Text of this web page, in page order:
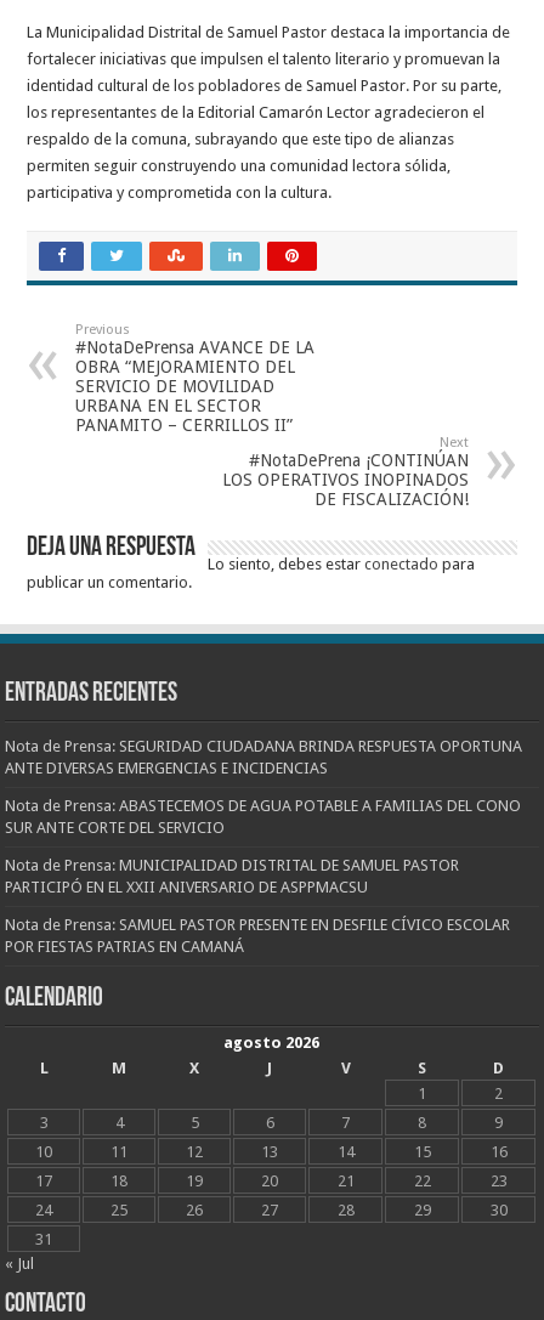
La Municipalidad Distrital de Samuel Pastor destaca la importancia de
fortalecer iniciativas que impulsen el talento literario y promuevan la
identidad cultural de los pobladores de Samuel Pastor. Por su parte,
los representantes de la Editorial Camarón Lector agradecieron el
respaldo de la comuna, subrayando que este tipo de alianzas
permiten seguir construyendo una comunidad lectora sólida,
participativa y comprometida con la cultura.
Previous
#NotaDePrensa AVANCE DE LA
OBRA “MEJORAMIENTO DEL
SERVICIO DE MOVILIDAD
URBANA EN EL SECTOR
PANAMITO – CERRILLOS II”
Next
#NotaDePrena ¡CONTINÚAN
LOS OPERATIVOS INOPINADOS
DE FISCALIZACIÓN!
Deja una respuesta
Lo siento, debes estarconectado para
publicar un comentario.
Entradas recientes
Nota de Prensa: SEGURIDAD CIUDADANA BRINDA RESPUESTA OPORTUNA
ANTE DIVERSAS EMERGENCIAS E INCIDENCIAS
Nota de Prensa: ABASTECEMOS DE AGUA POTABLE A FAMILIAS DEL CONO
SUR ANTE CORTE DEL SERVICIO
Nota de Prensa: MUNICIPALIDAD DISTRITAL DE SAMUEL PASTOR
PARTICIPÓ EN EL XXII ANIVERSARIO DE ASPPMACSU
Nota de Prensa: SAMUEL PASTOR PRESENTE EN DESFILE CÍVICO ESCOLAR
POR FIESTAS PATRIAS EN CAMANÁ
CALENDARIO
agosto 2026
L
M X J V S
D
1
2
3
4 5 6 7 8
9
10
11 12 13 14 15
16
17
18 19 20 21 22
23
24
25 26 27 28 29
30
31
« Jul
CONTACTO